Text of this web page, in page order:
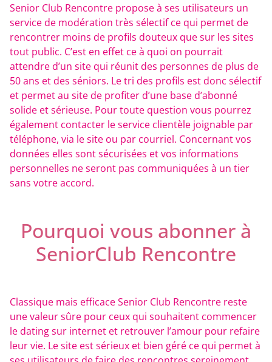
Senior Club Rencontre propose à ses utilisateurs un
service de modération très sélectif ce qui permet de
rencontrer moins de profils douteux que sur les sites
tout public. C’est en effet ce à quoi on pourrait
attendre d’un site qui réunit des personnes de plus de
50 ans et des séniors. Le tri des profils est donc sélectif
et permet au site de profiter d’une base d’abonné
solide et sérieuse. Pour toute question vous pourrez
également contacter le service clientèle joignable par
téléphone, via le site ou par courriel. Concernant vos
données elles sont sécurisées et vos informations
personnelles ne seront pas communiquées à un tier
sans votre accord.
Pourquoi vous abonner à
SeniorClub Rencontre
Classique mais efficace Senior Club Rencontre reste
une valeur sûre pour ceux qui souhaitent commencer
le dating sur internet et retrouver l’amour pour refaire
leur vie. Le site est sérieux et bien géré ce qui permet à